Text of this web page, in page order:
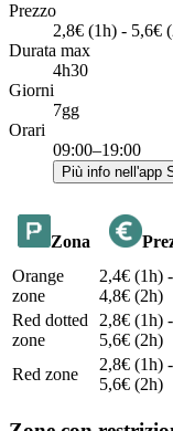
Prezzo
2,8€ (1h) - 5,6€
Durata max
4h30
Giorni
7gg
Orari
09:00–19:00
Più info nell'app
Zona
Orange
zone
2,4€ (1h) -
4,8€ (2h)
Red dotted
zone
2,8€ (1h) -
5,6€ (2h)
Red zone
2,8€ (1h) -
5,6€ (2h)